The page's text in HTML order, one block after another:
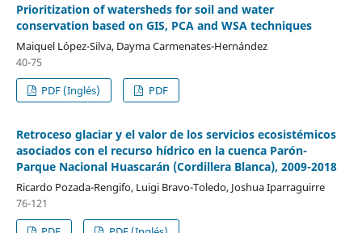
Prioritization of watersheds for soil and water
conservation based on GIS, PCA and WSA techniques
Maiquel López-Silva, Dayma Carmenates-Hernández
40-75
PDF (Inglés)
PDF
Retroceso glaciar y el valor de los servicios ecosistémicos
asociados con el recurso hídrico en la cuenca Parón-
Parque Nacional Huascarán (Cordillera Blanca), 2009-2018
Ricardo Pozada-Rengifo, Luigi Bravo-Toledo, Joshua Iparraguirre
76-121